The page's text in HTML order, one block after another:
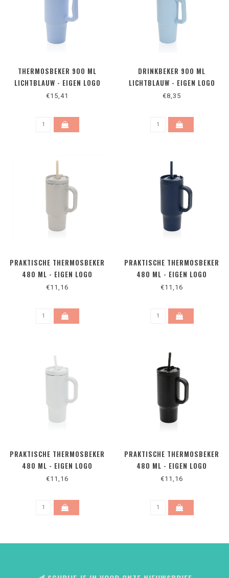
THERMOSBEKER 900 ML
LICHTBLAUW - EIGEN LOGO
€15,41
DRINKBEKER 900 ML
LICHTBLAUW - EIGEN LOGO
€8,35
PRAKTISCHE THERMOSBEKER
480 ML - EIGEN LOGO
€11,16
PRAKTISCHE THERMOSBEKER
480 ML - EIGEN LOGO
€11,16
PRAKTISCHE THERMOSBEKER
480 ML - EIGEN LOGO
€11,16
PRAKTISCHE THERMOSBEKER
480 ML - EIGEN LOGO
€11,16